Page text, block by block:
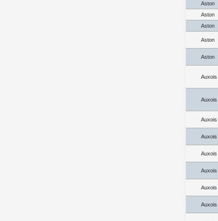
Aston
Aston
Aston
Aston
Aston
Auxois
Auxois
Auxois
Auxois
Auxois
Auxois
Auxois
Auxois